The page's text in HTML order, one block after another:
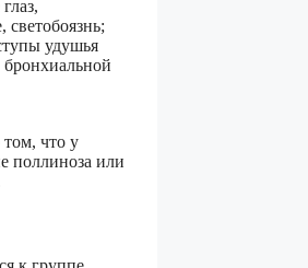
светобоязнь;
удушья
том, что у
поллиноза или